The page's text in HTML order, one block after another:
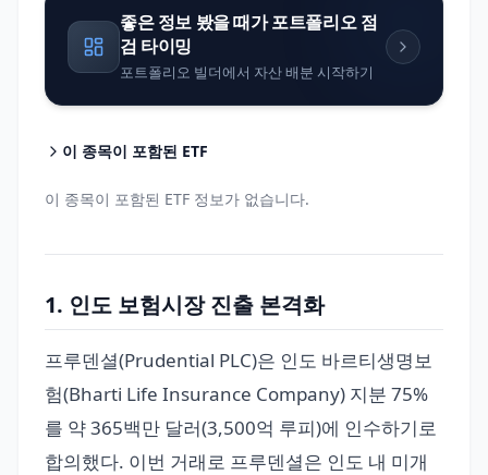
좋은 정보 봤을 때가 포트폴리오 점
검 타이밍
포트폴리오 빌더에서 자산 배분 시작하기
이 종목이 포함된 ETF
이 종목이 포함된 ETF 정보가 없습니다.
1. 인도 보험시장 진출 본격화
프루덴셜(Prudential PLC)은 인도 바르티생명보
험(Bharti Life Insurance Company) 지분 75%
를 약 365백만 달러(3,500억 루피)에 인수하기로
합의했다. 이번 거래로 프루덴셜은 인도 내 미개